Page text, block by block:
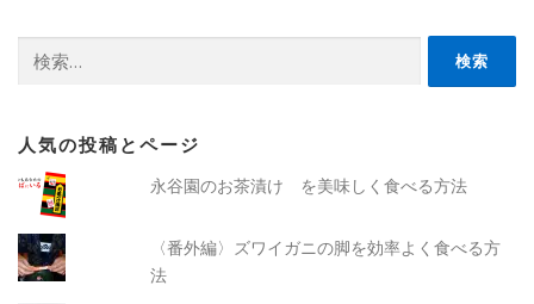
索:
人気の投稿とページ
永谷園のお茶漬け を美味しく食べる方法
〈番外編〉ズワイガニの脚を効率よく食べる方
法